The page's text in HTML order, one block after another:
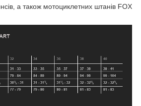
а також мотоциклетних штанів FOX